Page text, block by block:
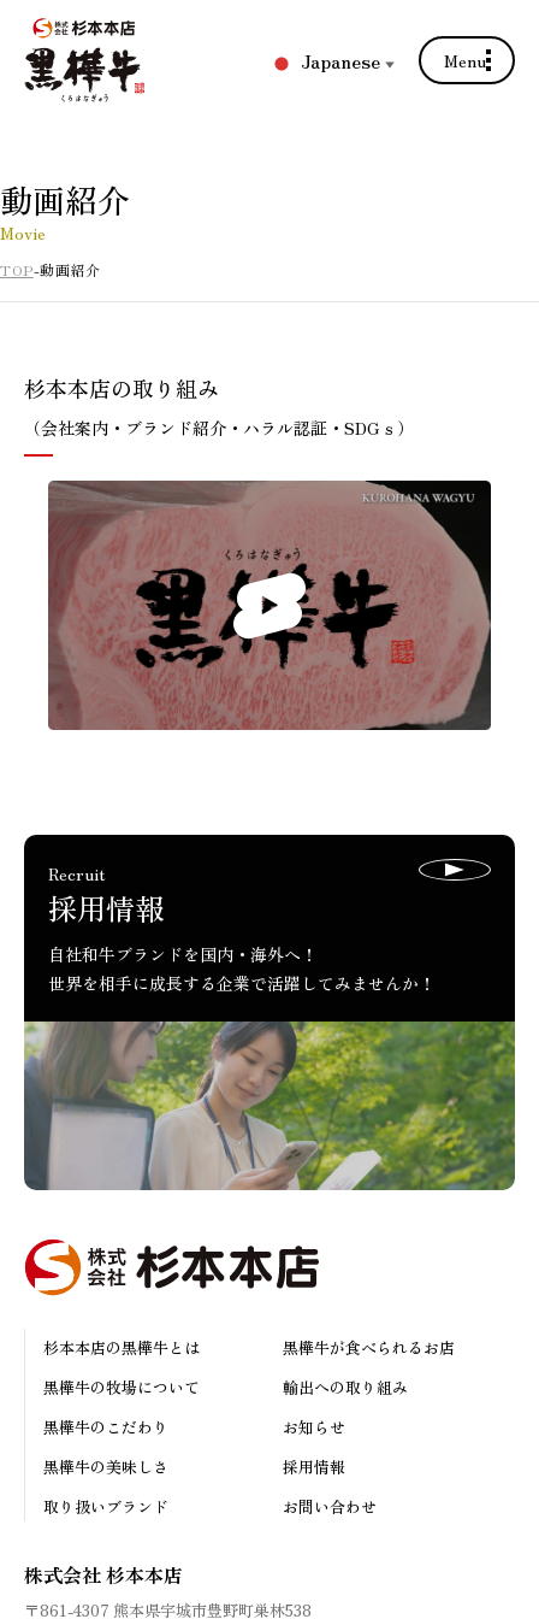
Japanese ▼ Menu
動画紹介
Movie
TOP 動画紹介
杉本本店の取り組み
（会社案内・ブランド紹介・ハラル認証・SDGｓ）
Recruit
採用情報
自社和牛ブランドを国内・海外へ！
世界を相手に成長する企業で活躍してみませんか！
杉本本店の黒樺牛とは
黒樺牛が食べられるお店
黒樺牛の牧場について
輸出への取り組み
黒樺牛のこだわり
お知らせ
黒樺牛の美味しさ
採用情報
取り扱いブランド
お問い合わせ
株式会社 杉本本店
〒861-4307 熊本県宇城市豊野町巣林538